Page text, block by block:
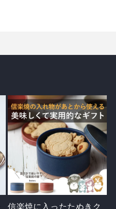
信楽焼に入ったたぬきク